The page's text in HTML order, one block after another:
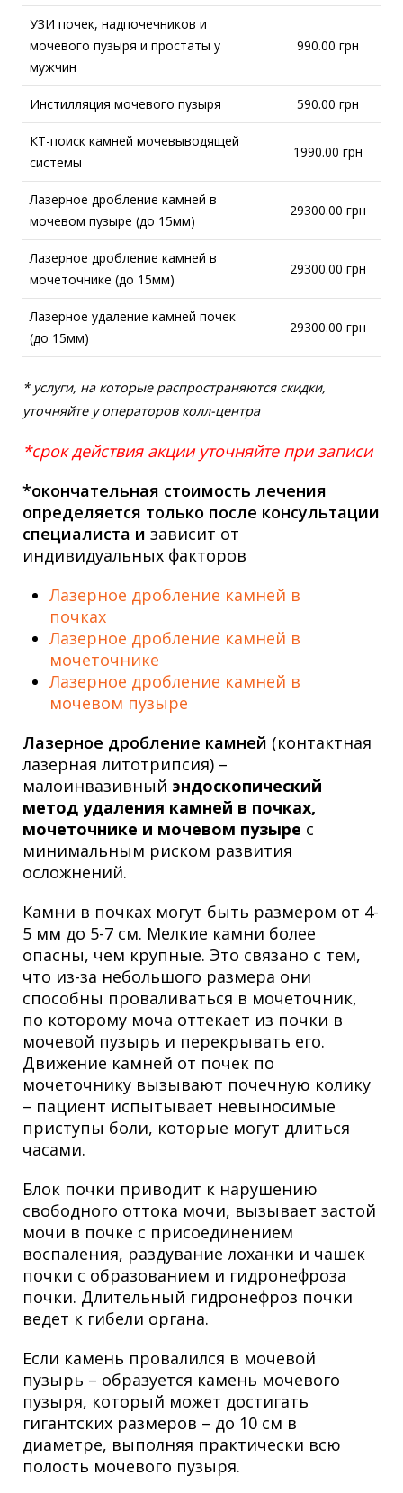
УЗИ почек, надпочечников и
мочевого пузыря и простаты у
мужчин
990.00 грн
Инстилляция мочевого пузыря 590.00 грн
КТ-поиск камней мочевыводящей
системы
1990.00 грн
Лазерное дробление камней в
мочевом пузыре (до 15мм)
29300.00 грн
Лазерное дробление камней в
мочеточнике (до 15мм)
29300.00 грн
Лазерное удаление камней почек
(до 15мм)
29300.00 грн
* услуги, на которые распространяются скидки,
уточняйте у операторов колл-центра
*срок действия акции уточняйте при записи
*окончательная стоимость лечения
определяется только после консультации
специалиста и зависит от
индивидуальных факторов
Лазерное дробление камней в
почках
Лазерное дробление камней в
мочеточнике
Лазерное дробление камней в
мочевом пузыре
Лазерное дробление камней (контактная
лазерная литотрипсия) –
малоинвазивный эндоскопический
метод удаления камней в почках,
мочеточнике и мочевом пузыре с
минимальным риском развития
осложнений.
Камни в почках могут быть размером от 4-
5 мм до 5-7 см. Мелкие камни более
опасны, чем крупные. Это связано с тем,
что из-за небольшого размера они
способны проваливаться в мочеточник,
по которому моча оттекает из почки в
мочевой пузырь и перекрывать его.
Движение камней от почек по
мочеточнику вызывают почечную колику
– пациент испытывает невыносимые
приступы боли, которые могут длиться
часами.
Блок почки приводит к нарушению
свободного оттока мочи, вызывает застой
мочи в почке с присоединением
воспаления, раздувание лоханки и чашек
почки с образованием и гидронефроза
почки. Длительный гидронефроз почки
ведет к гибели органа.
Если камень провалился в мочевой
пузырь – образуется камень мочевого
пузыря, который может достигать
гигантских размеров – до 10 см в
диаметре, выполняя практически всю
полость мочевого пузыря.